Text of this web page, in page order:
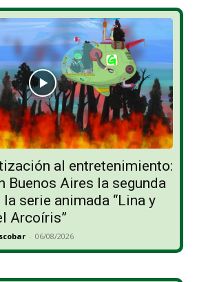
al entretenimiento:
Buenos Aires la segunda
serie animada “Lina y
Arcoíris”
- 06/08/2026